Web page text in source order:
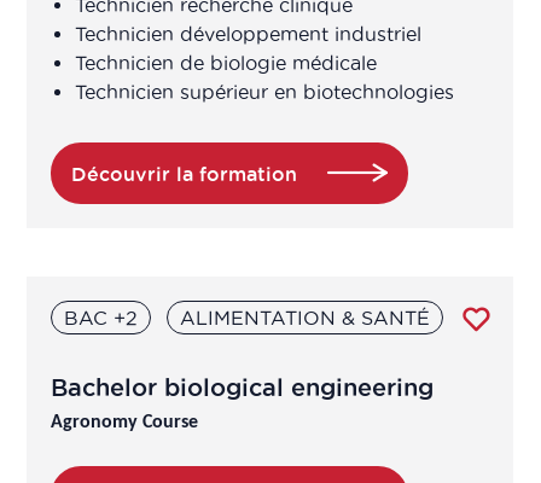
Technicien recherche clinique
Technicien développement industriel
Technicien de biologie médicale
Technicien supérieur en biotechnologies
Découvrir la formation
BAC +2 ALIMENTATION & SANTÉ
Bachelor biological engineering
Agronomy Course